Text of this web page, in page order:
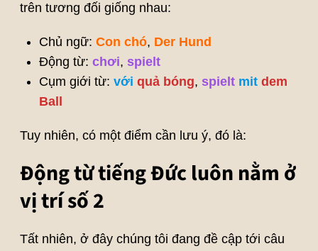
trên tương đối giống nhau:
Chủ ngữ: Con chó, Der Hund
Động từ: chơi, spielt
Cụm giới từ: với quả bóng, spielt mit dem
Ball
Tuy nhiên, có một điểm cần lưu ý, đó là:
Động từ tiếng Đức luôn nằm ở
vị trí số 2
Tất nhiên, ở đây chúng tôi đang đề cập tới câu